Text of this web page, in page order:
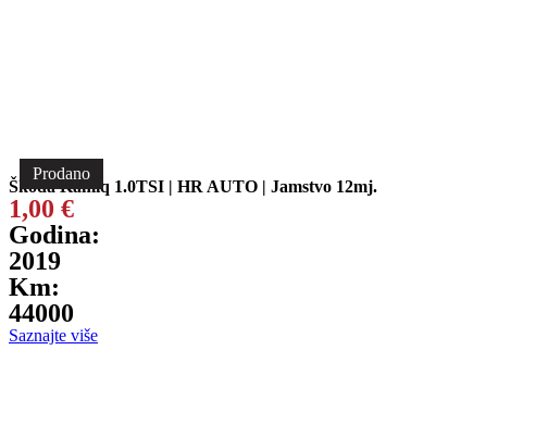
Prodano
Škoda Kamiq 1.0TSI | HR AUTO | Jamstvo 12mj.
1,00 €
Godina:
2019
Km:
44000
Saznajte više